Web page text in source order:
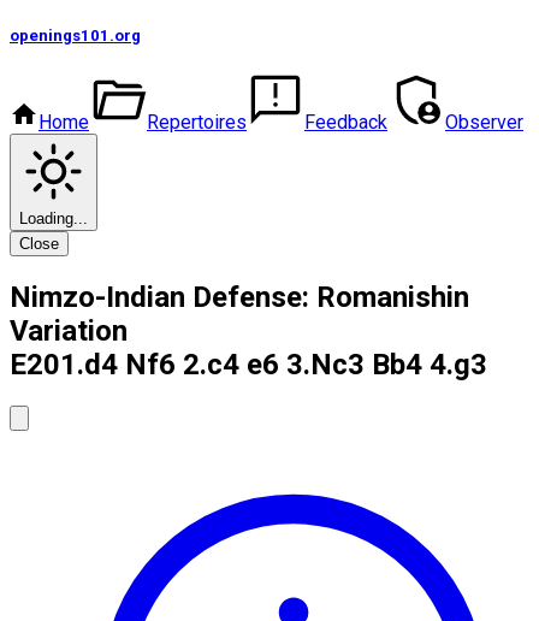
openings101 .org
Home Repertoires Feedback Observer
Loading...
Close
Nimzo-Indian Defense: Romanishin
Variation
E201.d4 Nf6 2.c4 e6 3.Nc3 Bb4 4.g3